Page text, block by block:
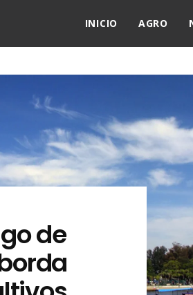
INICIO AGRO
de